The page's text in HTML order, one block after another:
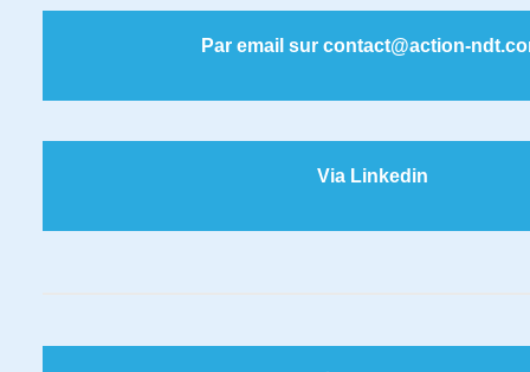
Par email sur contact@action-
Via Linkedin